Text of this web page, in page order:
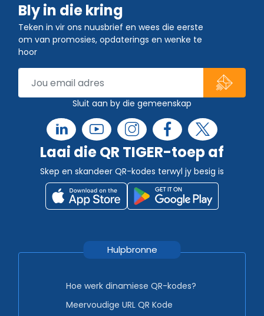
Bly in die kring
Teken in vir ons nuusbrief en wees die eerste
om van promosies, opdaterings en wenke te
hoor
Sluit aan by die gemeenskap
Laai die QR TIGER-toep af
Skep en skandeer QR-kodes terwyl jy besig is
Hulpbronne
Hoe werk dinamiese QR-kodes?
Meervoudige URL QR Kode